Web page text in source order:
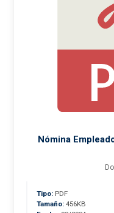
Nómina
Tipo: PDF
Tamaño: 456KB